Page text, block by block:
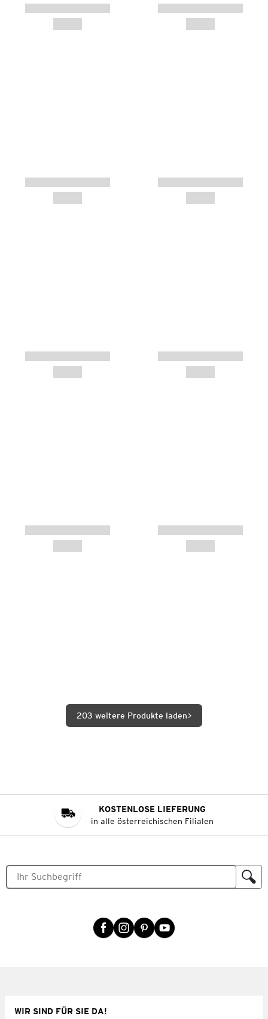
203 weitere Produkte laden
KOSTENLOSE LIEFERUNG
in alle österreichischen Filialen
WIR SIND FÜR SIE DA!